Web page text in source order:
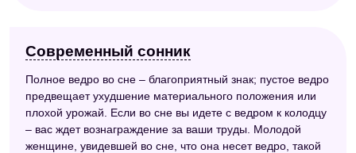
Современный сонник
Полное ведро во сне – благоприятный знак; пустое ведро
предвещает ухудшение материального положения или
плохой урожай. Если во сне вы идете с ведром к колодцу
– вас ждет вознаграждение за ваши труды. Молодой
женщине, увидевшей во сне, что она несет ведро, такой